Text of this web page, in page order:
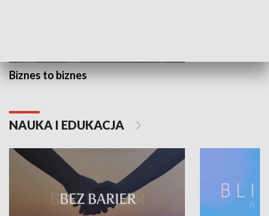
Biznes to biznes
NAUKA I EDUKACJA